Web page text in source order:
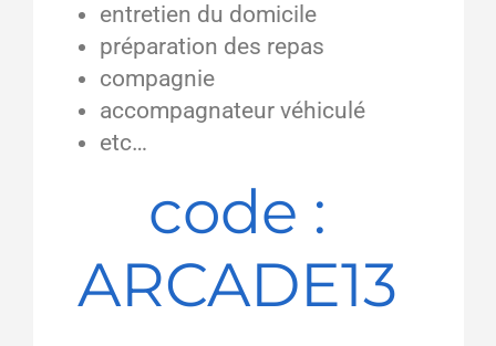
entretien du domicile
préparation des repas
compagnie
accompagnateur véhiculé
etc…
code :
ARCADE13